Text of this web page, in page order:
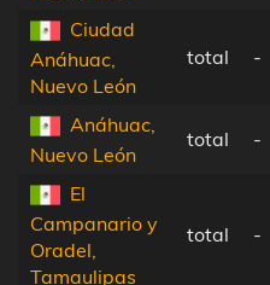
Ciudad
Anáhuac,
Nuevo León
total -
Anáhuac,
Nuevo León
total -
El
Campanario y
Oradel,
Tamaulipas
total -